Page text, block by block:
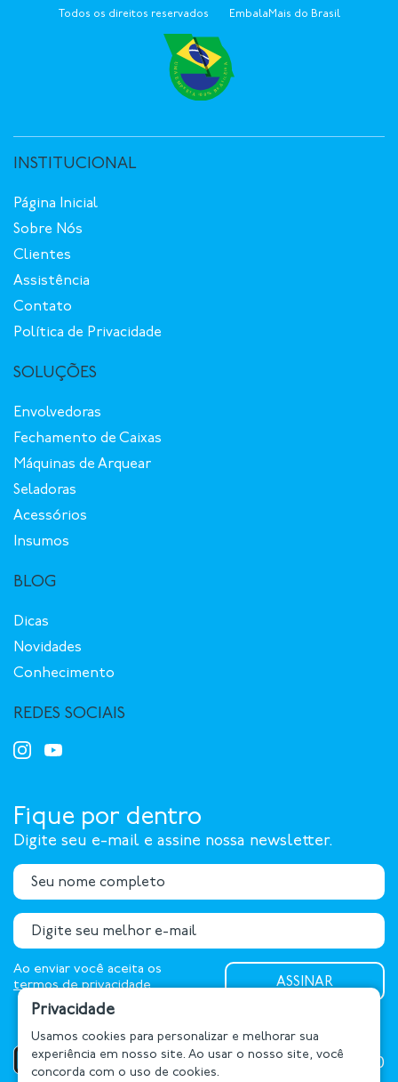
Todos os direitos reservados EmbalaMais do Brasil
INSTITUCIONAL
Página Inicial
Sobre Nós
Clientes
Assistência
Contato
Política de Privacidade
SOLUÇÕES
Envolvedoras
Fechamento de Caixas
Máquinas de Arquear
Seladoras
Acessórios
Insumos
BLOG
Dicas
Novidades
Conhecimento
REDES SOCIAIS
Fique por dentro
Digite seu e-mail e assine nossa newsletter.
Ao enviar você aceita os
termos de privacidade
(54) 9661.1500
Privacidade
Usamos cookies para personalizar e melhorar sua
experiência em nosso site. Ao usar o nosso site, você
concorda com o uso de cookies.